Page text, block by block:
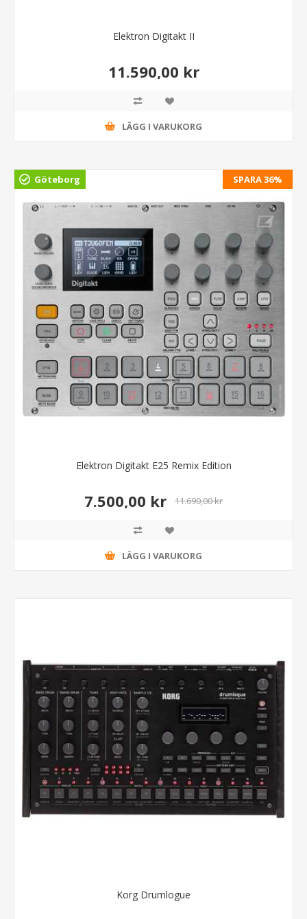
Elektron Digitakt II
11.590,00 kr
LÄGG I VARUKORG
SPARA 36%
Göteborg
Elektron Digitakt E25 Remix Edition
7.500,00 kr 11.690,00 kr
LÄGG I VARUKORG
Korg Drumlogue